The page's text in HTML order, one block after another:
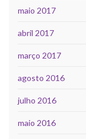
maio 2017
abril 2017
março 2017
agosto 2016
julho 2016
maio 2016